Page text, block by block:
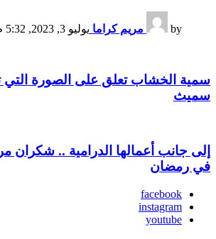
by مريم كراما يوليو 3, 2023, 5:32 م
سمية الخشاب تعلق على الصورة التي
سميث
إلى جانب أعمالها الدرامية .. شكران
في رمضان
facebook
instagram
youtube